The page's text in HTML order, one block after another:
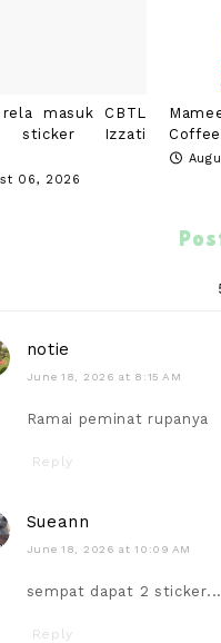
rela masuk CBTL
sticker Izzati
06, 2026
notie
June 18, 2026 at 8:15 AM
Ramai peminat rupanya
Reply
Sueann
June 18, 2026 at 10:09 AM
sempat dapat 2 sticker...
Reply